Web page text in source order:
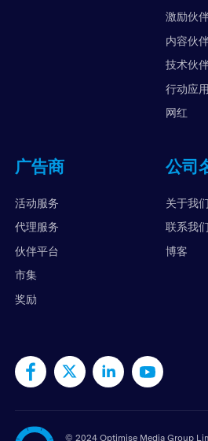
激励伙
内容伙
技术伙
行动应
网红
广告商
活动服务
代理服务
伙伴平台
市集
奖励
公司
关于我们
联系我们
博客
© 2024 Optimise Media Group